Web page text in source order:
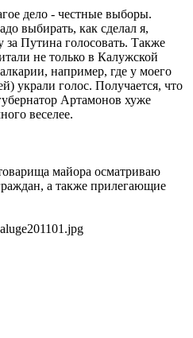
дело - честные выборы.
выбирать, как сделал я,
за Путина голосовать. Также
не только в Калужской
например, где у моего
украли голос. Получается, что
Артамонов хуже
веселее.
майора осматриваю
а также прилегающие